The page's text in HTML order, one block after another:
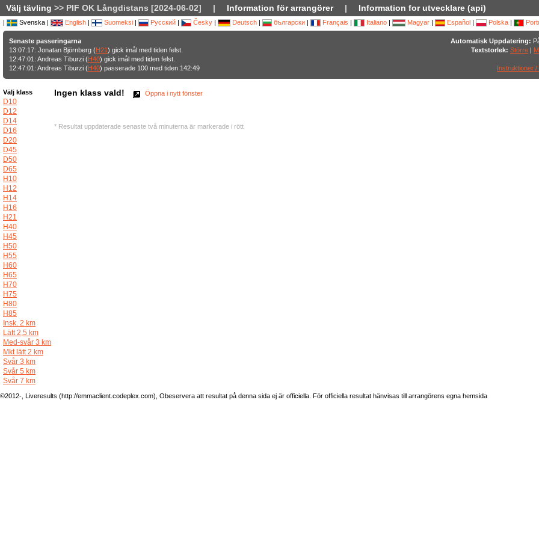
Välj tävling >> PIF OK Långdistans [2024-06-02] | Information för arrangörer | Information for utvecklare (api)
| Svenska | English | Suomeksi | Русский | Česky | Deutsch | български| Français | Italiano| Magyar| Español| Polska|
Senaste passeringarna
13:07:17: Jonatan Björnberg (H21) gick imål med tiden felst.
12:47:01: Andreas Tiburzi (H40) gick imål med tiden felst.
12:47:01: Andreas Tiburzi (H40) passerade 100 med tiden 142:49
Automatisk Uppdatering:
Textstorlek: Större |
Instruktioner /
Välj klass
D10
D12
D14
D16
D20
D45
D50
D65
H10
H12
H14
H16
H21
H40
H45
H50
H55
H60
H65
H70
H75
H80
H85
Insk. 2 km
Lätt 2,5 km
Med-svår 3 km
Mkt lätt 2 km
Svår 3 km
Svår 5 km
Svår 7 km
Ingen klass vald! Öppna i nytt fönster
* Resultat uppdaterade senaste två minuterna är markerade i rött
©2012-, Liveresults (http://emmaclient.codeplex.com), Obeservera att resultat på denna sida ej är officiella. För officiella resultat hänvisas till arrangörens egna hemsida